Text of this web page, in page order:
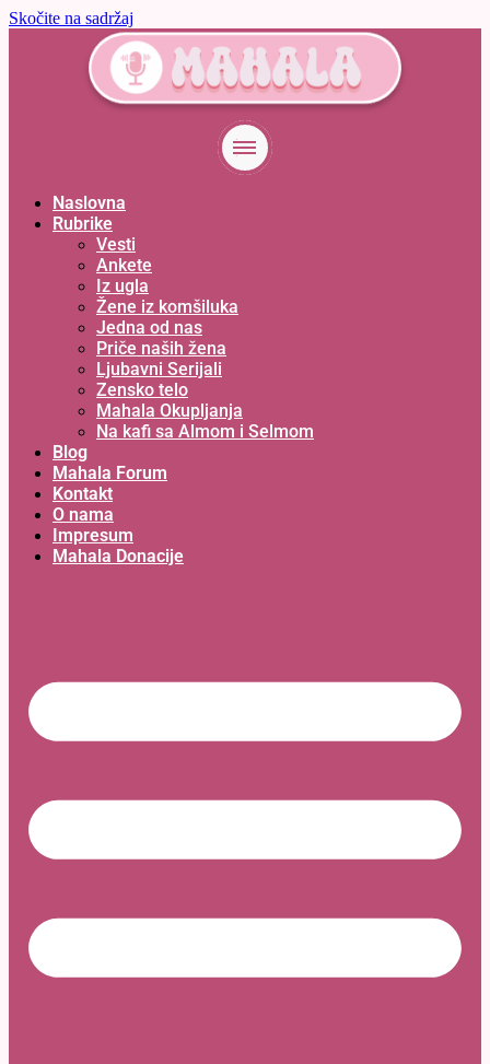
Skočite na sadržaj
Naslovna
Rubrike
Vesti
Ankete
Iz ugla
Žene iz komšiluka
Jedna od nas
Priče naših žena
Ljubavni Serijali
Zensko telo
Mahala Okupljanja
Na kafi sa Almom i Selmom
Blog
Mahala Forum
Kontakt
O nama
Impresum
Mahala Donacije